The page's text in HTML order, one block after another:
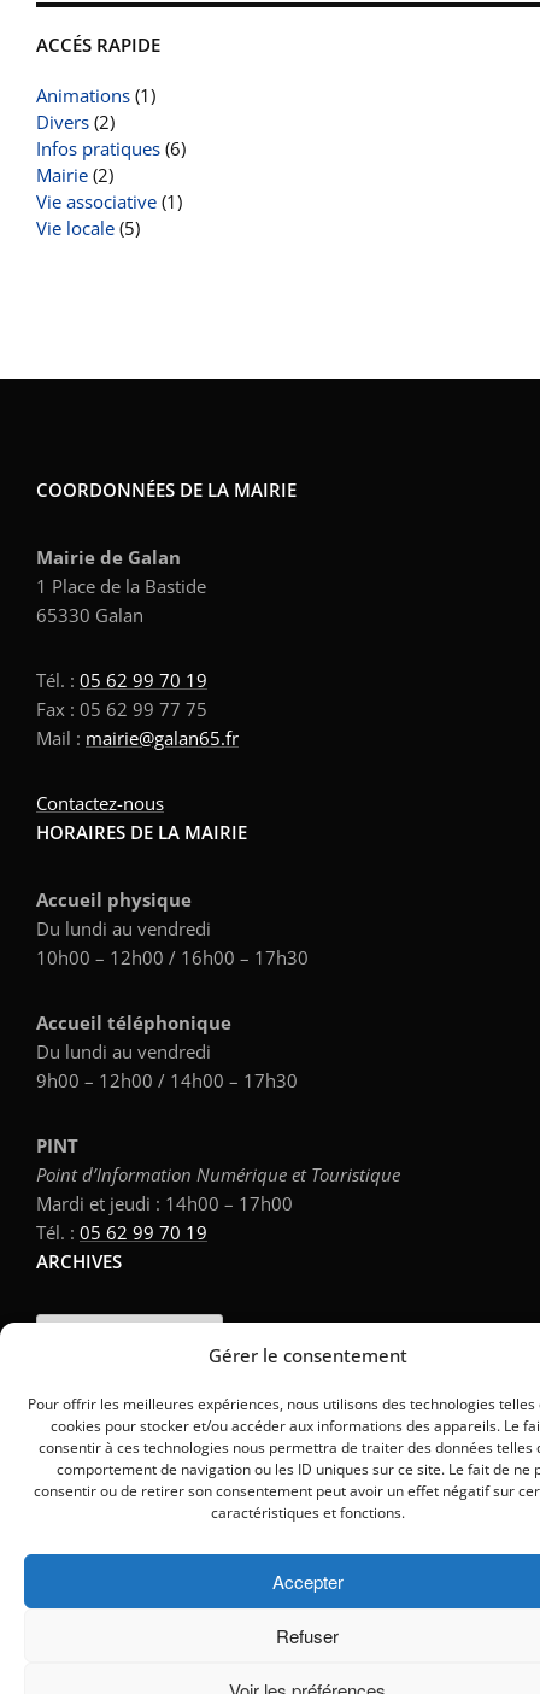
Gérer le consentement
Pour offrir les meilleures expériences, nous utilisons des technologies telles
cookies pour stocker et/ou accéder aux informations des appareils. Le
consentir à ces technologies nous permettra de traiter des données telles
comportement de navigation ou les ID uniques sur ce site. Le fait de ne
consentir ou de retirer son consentement peut avoir un effet négatif sur
caractéristiques et fonctions.
Accepter
Refuser
ACCÉS RAPIDE
Animations (1)
Divers (2)
Infos pratiques (6)
Mairie (2)
Vie associative (1)
Vie locale (5)
COORDONNÉES DE LA MAIRIE
Mairie de Galan
1 Place de la Bastide
65330 Galan
Tél. : 05 62 99 70 19
Fax : 05 62 99 77 75
Mail : mairie@galan65.fr
Contactez-nous
HORAIRES DE LA MAIRIE
Accueil physique
Du lundi au vendredi
10h00 – 12h00 / 16h00 – 17h30
Accueil téléphonique
Du lundi au vendredi
9h00 – 12h00 / 14h00 – 17h30
PINT
Point d’Information Numérique et Touristique
Mardi et jeudi : 14h00 – 17h00
Tél. : 05 62 99 70 19
ARCHIVES
Archives